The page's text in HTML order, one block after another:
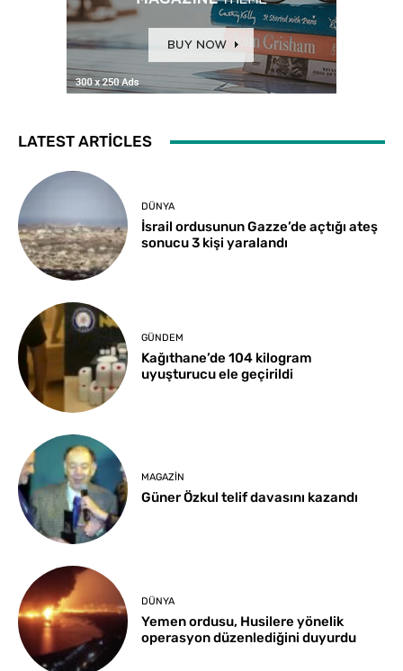
LATEST ARTICLES
DÜNYA
İsrail ordusunun Gazze’de açtığı ateş
sonucu 3 kişi yaralandı
GÜNDEM
Kağıthane’de 104 kilogram
uyuşturucu ele geçirildi
MAGAZIN
Güner Özkul telif davasını kazandı
DÜNYA
Yemen ordusu, Husilere yönelik
operasyon düzenlediğini duyurdu